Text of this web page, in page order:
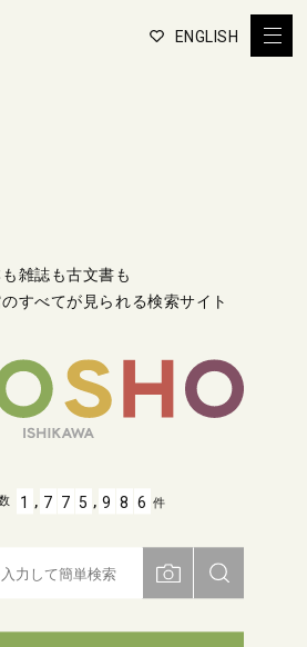
ENGLISH
雑誌も古文書も
すべてが見られる検索サイト
1 , 7 7 5 , 9 8 6 件